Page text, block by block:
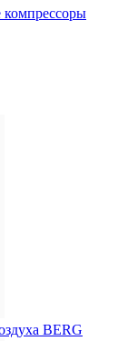
BERG